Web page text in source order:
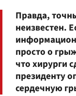
Правда,
неизвестен.
просто о
что хирурги
президенту
сердечную